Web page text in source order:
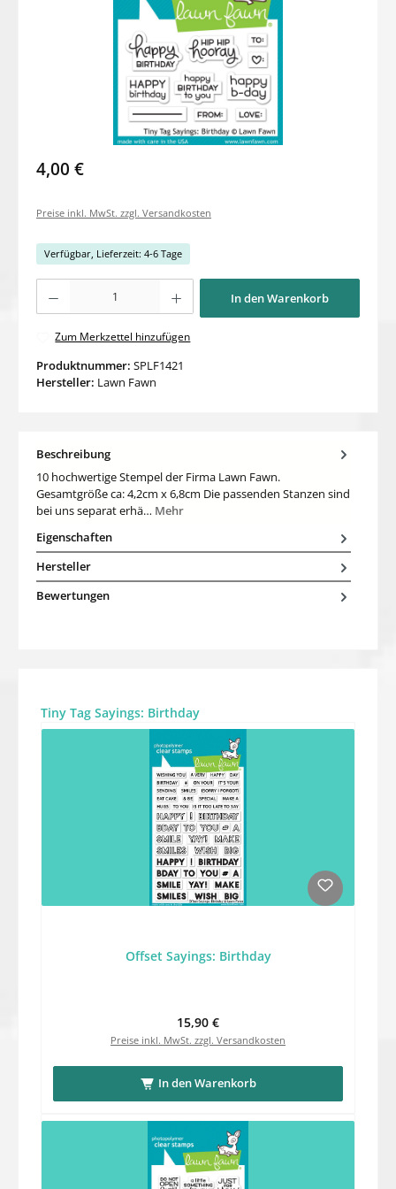
4,00 €
Preise inkl. MwSt. zzgl. Versandkosten
Verfügbar, Lieferzeit: 4-6 Tage
In den Warenkorb
Zum Merkzettel hinzufügen
Produktnummer: SPLF1421
Hersteller: Lawn Fawn
Beschreibung
10 hochwertige Stempel der Firma Lawn Fawn.
Gesamtgröße ca: 4,2cm x 6,8cm Die passenden Stanzen sind
bei uns separat erhä… Mehr
Eigenschaften
Hersteller
Bewertungen
Produktgalerie überspringen
Tiny Tag Sayings: Birthday
Offset Sayings: Birthday
Regulärer Preis:
15,90 €
Preise inkl. MwSt. zzgl. Versandkosten
In den Warenkorb